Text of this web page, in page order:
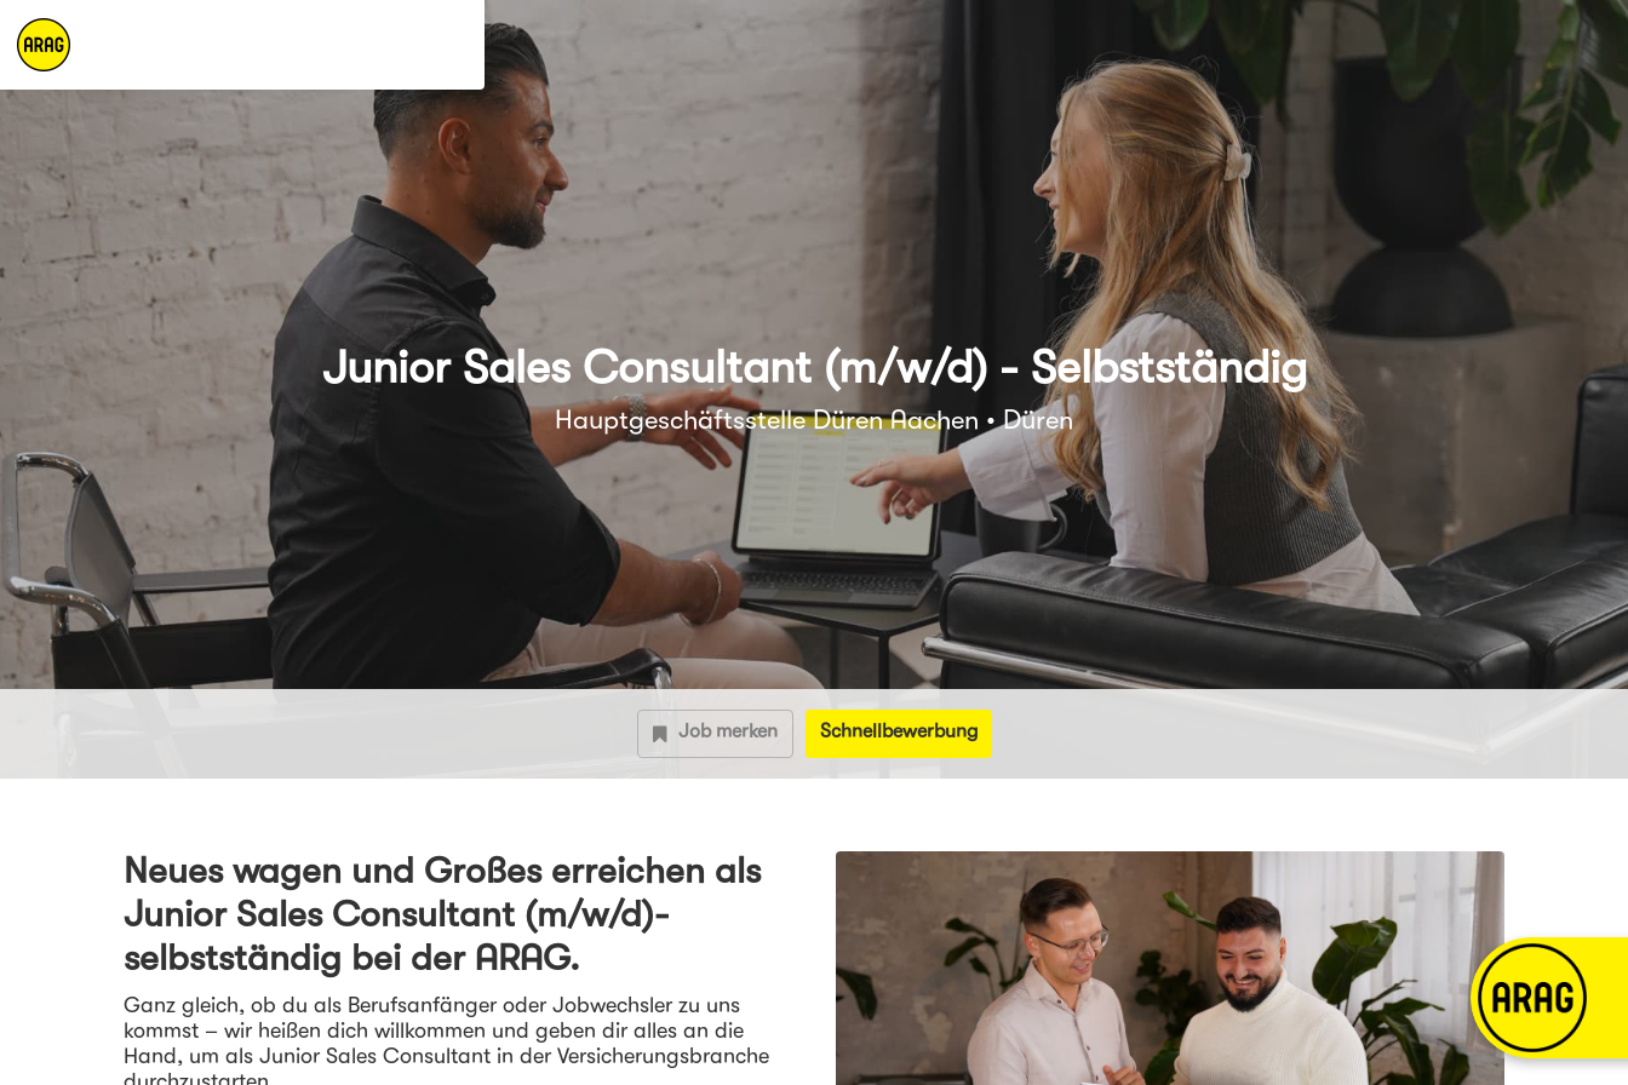
Junior Sales Consultant (m/w/d) - Selbstständig
Hauptgeschäftsstelle Düren Aachen • Düren
Job merken Schnellbewerbung
Neues wagen und Großes erreichen als
Junior Sales Consultant (m/w/d)-
selbstständig bei der ARAG.
Ganz gleich, ob du als Berufsanfänger oder Jobwechsler zu uns
kommst – wir heißen dich willkommen und geben dir alles an die
Hand, um als Junior Sales Consultant in der Versicherungsbranche